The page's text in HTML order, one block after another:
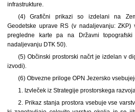
infrastrukture.
(4) Grafični prikazi so izdelani na
Geodetske uprave RS (v nadaljevanju:
pregledne karte pa na Državni
nadaljevanju DTK 50).
(5) Občinski prostorski načrt je izdelan v
izvodi).
(6) Obvezne priloge OPN Jezersko
1. Izvleček iz Strategije prostorskega
2. Prikaz stanja prostora vsebuje vse